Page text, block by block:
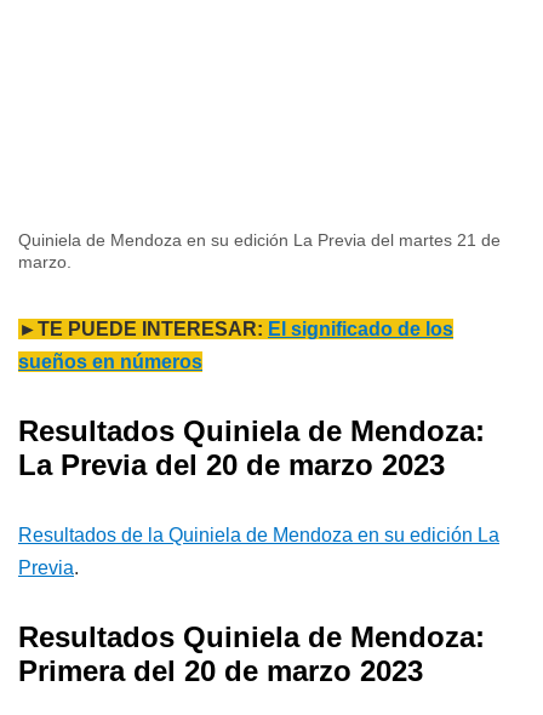
Quiniela de Mendoza en su edición La Previa del martes 21 de
marzo.
►TE PUEDE INTERESAR: El significado de los
sueños en números
Resultados Quiniela de Mendoza:
La Previa del 20 de marzo 2023
Resultados de la Quiniela de Mendoza en su edición La
Previa.
Resultados Quiniela de Mendoza:
Primera del 20 de marzo 2023